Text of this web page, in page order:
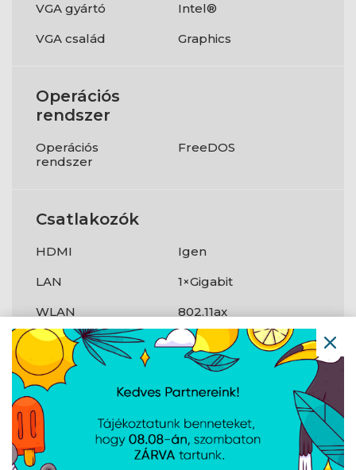
VGA gyártó
Intel®
VGA család
Graphics
Operációs
rendszer
Operációs
rendszer
FreeDOS
Csatlakozók
HDMI
Igen
LAN
1×Gigabit
WLAN
802.11ax
Bluetooth
Igen
Megbízható
platform modul
(TPM)
Igen
Webkamera Igen